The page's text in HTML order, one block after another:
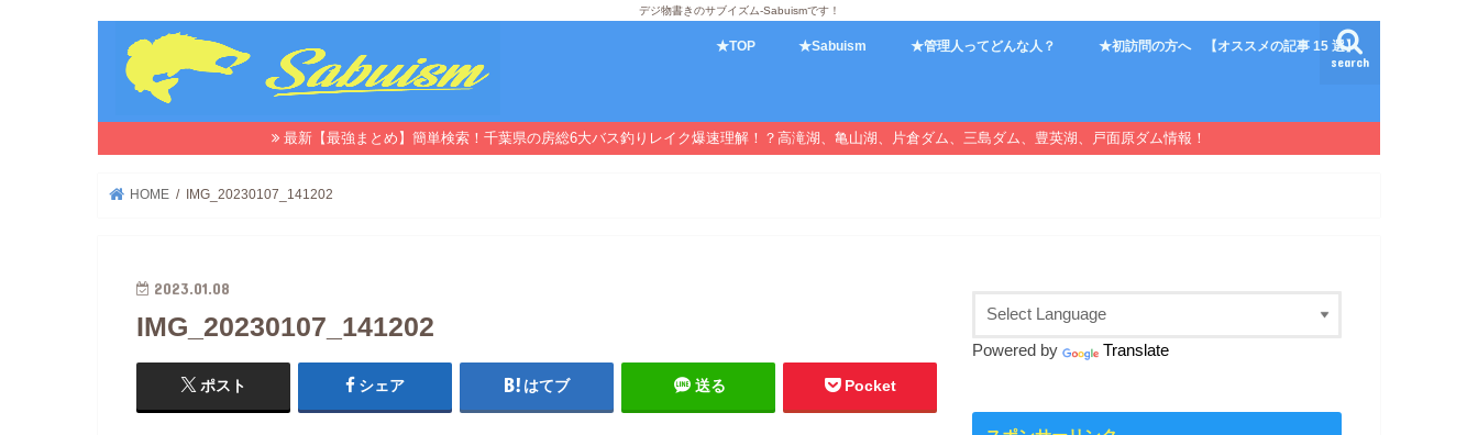
デジ物書きのサブイズム-Sabuismです！
search
★TOP ★Sabuism ★管理人ってどんな人？ ★初訪問の方へ 【オススメの記事 15 選】
最新【最強まとめ】簡単検索！千葉県の房総6大バス釣りレイク爆速理解！？高滝湖、亀山湖、片倉ダム、三島ダム、豊英湖、戸面原ダム情報！
HOME IMG_20230107_141202
2023.01.08
IMG_20230107_141202
ポスト シェア はてブ 送る Pocket
Powered by Translate